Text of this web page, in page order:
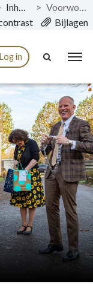
Inhoud >
Voorwoord
Bijlagen
Log in